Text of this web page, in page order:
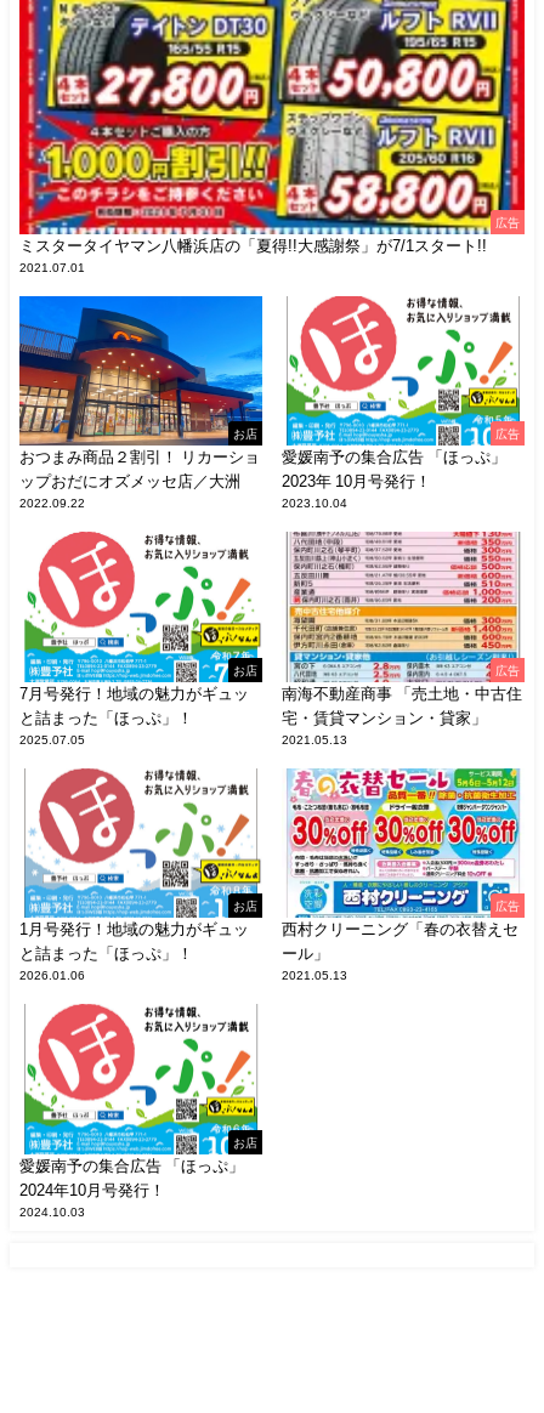
広告
ミスタータイヤマン八幡浜店の「夏得!!大感謝祭」が7/1スタート!!
2021.07.01
お店
おつまみ商品２割引！ リカーショ
ップおだにオズメッセ店／大洲
2022.09.22
広告
愛媛南予の集合広告 「ほっぷ」
2023年 10月号発行！
2023.10.04
お店
7月号発行！地域の魅力がギュッ
と詰まった「ほっぷ」！
2025.07.05
広告
南海不動産商事 「売土地・中古住
宅・賃貸マンション・貸家」
2021.05.13
お店
1月号発行！地域の魅力がギュッ
と詰まった「ほっぷ」！
2026.01.06
広告
西村クリーニング「春の衣替えセ
ール」
2021.05.13
お店
愛媛南予の集合広告 「ほっぷ」
2024年10月号発行！
2024.10.03